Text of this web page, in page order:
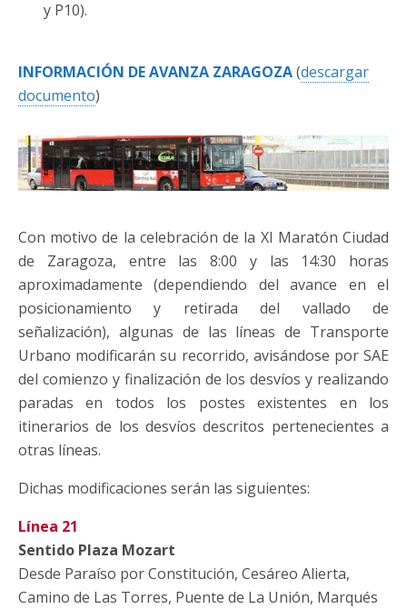
y P10).
INFORMACIÓN DE AVANZA ZARAGOZA(descargar
documento)
Con motivo de la celebración de la XI Maratón Ciudad
de Zaragoza, entre las 8:00 y las 14:30 horas
aproximadamente (dependiendo del avance en el
posicionamiento y retirada del vallado de
señalización), algunas de las líneas de Transporte
Urbano modificarán su recorrido, avisándose por SAE
del comienzo y finalización de los desvíos y realizando
paradas en todos los postes existentes en los
itinerarios de los desvíos descritos pertenecientes a
otras líneas.
Dichas modificaciones serán las siguientes:
Línea 21
Sentido Plaza Mozart
Desde Paraíso por Constitución, Cesáreo Alierta,
Camino de Las Torres, Puente de La Unión, Marqués